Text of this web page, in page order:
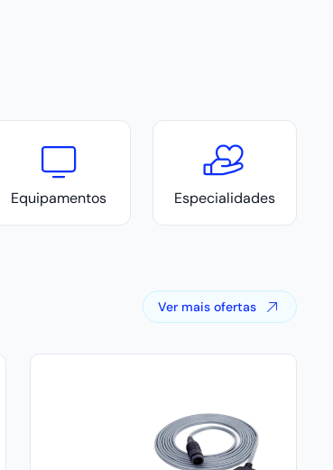
Equipamentos Especialidades
Ver mais ofertas